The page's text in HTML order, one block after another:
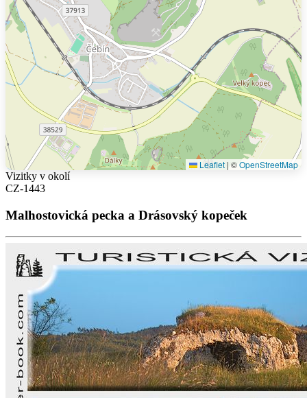
Leaflet | ©OpenStreetMap
Vizitky v okolí
CZ-1443
Malhostovická pecka a Drásovský kopeček